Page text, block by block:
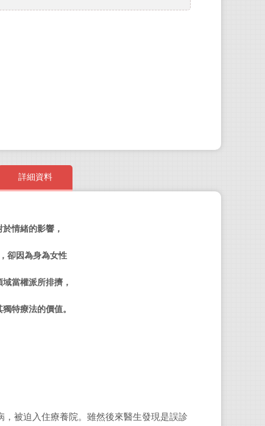
詳細資料
情緒的影響，
卻因為身為女性
當權派所排擠，
特療法的價值。
被迫入住療養院。 雖然後來醫生發現是誤診